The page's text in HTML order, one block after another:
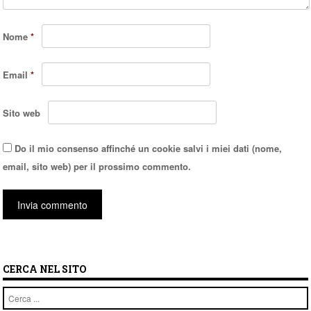
Nome*
Email*
Sito web
Do il mio consenso affinché un cookie salvi i miei dati (nome,
email, sito web) per il prossimo commento.
CERCA NEL SITO
Cerca